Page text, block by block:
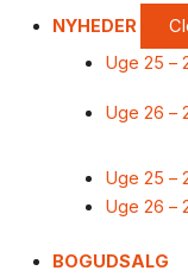
NYHEDER
Uge 25 –
Uge 26 –
Uge 25 –
Uge 26 –
BOGUDSALG